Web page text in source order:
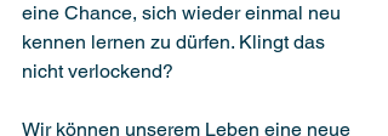
eine Chance, sich wieder einmal neu
kennen lernen zu dürfen. Klingt das
nicht verlockend?
Wir können unserem Leben eine neue